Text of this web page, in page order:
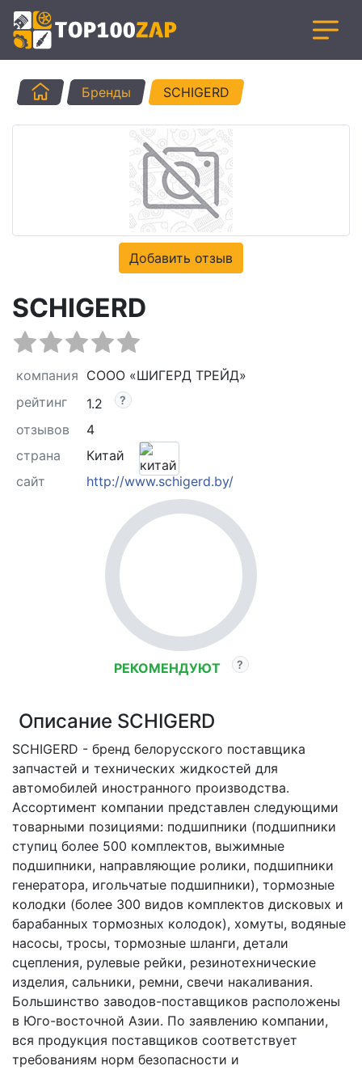
ГлавнаяБренды SCHIGERD
Добавить отзыв
SCHIGERD
компания СООО «ШИГЕРД ТРЕЙД»
рейтинг
1.2
отзывов
4
страна
Китай
сайт
http://www.schigerd.by/
РЕКОМЕНДУЮТ
Описание SCHIGERD
SCHIGERD - бренд белорусского поставщика
запчастей и технических жидкостей для
автомобилей иностранного производства.
Ассортимент компании представлен следующими
товарными позициями: подшипники (подшипники
ступиц более 500 комплектов, выжимные
подшипники, направляющие ролики, подшипники
генератора, игольчатые подшипники), тормозные
колодки (более 300 видов комплектов дисковых и
барабанных тормозных колодок), хомуты, водяные
насосы, тросы, тормозные шланги, детали
сцепления, рулевые рейки, резинотехнические
изделия, сальники, ремни, свечи накаливания.
Большинство заводов-поставщиков расположены
в Юго-восточной Азии. По заявлению компании,
вся продукция поставщиков соответствует
требованиям норм безопасности и